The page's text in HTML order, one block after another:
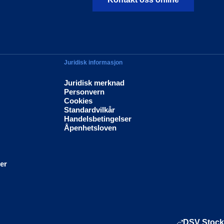
Juridisk informasjon
Juridisk merknad
Personvern
Cookies
Standardvilkår
Handelsbetingelser
Åpenhetsloven
DSV Stock